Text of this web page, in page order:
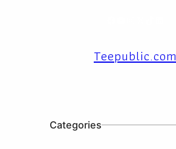
Teepublic.com
Categories